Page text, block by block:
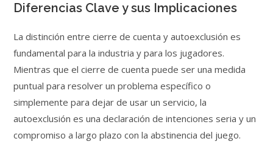
Diferencias Clave y sus Implicaciones
La distinción entre cierre de cuenta y autoexclusión es
fundamental para la industria y para los jugadores.
Mientras que el cierre de cuenta puede ser una medida
puntual para resolver un problema específico o
simplemente para dejar de usar un servicio, la
autoexclusión es una declaración de intenciones seria y un
compromiso a largo plazo con la abstinencia del juego.